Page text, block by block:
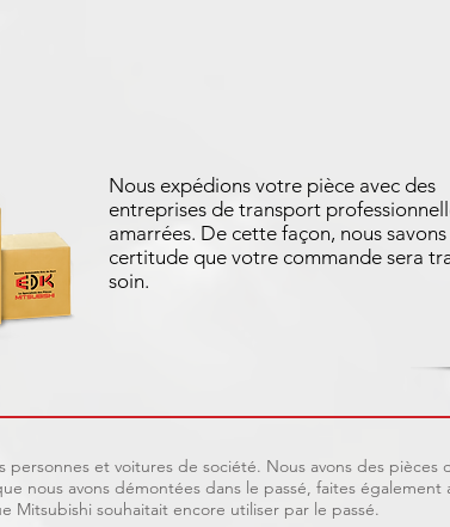
Nous expédions votre pièce avec des
entreprises de transport
amarrées. De cette façon, nous
certitude que votre commande sera
soin.
et voitures de société. Nous avons des pièces
nous avons démontées dans le passé, faites
Mitsubishi souhaitait encore utiliser par le passé.